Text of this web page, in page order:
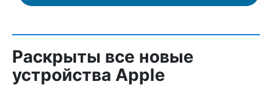
Раскрыты все новые
устройства Apple